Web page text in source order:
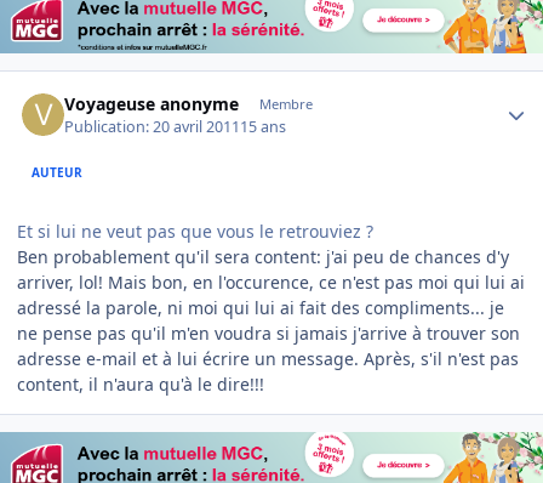
Voyageuse anonyme Membre
Publication:20 avril 201115 ans
AUTEUR
Et si lui ne veut pas que vous le retrouviez ?
Ben probablement qu'il sera content: j'ai peu de chances d'y
arriver, lol! Mais bon, en l'occurence, ce n'est pas moi qui lui ai
adressé la parole, ni moi qui lui ai fait des compliments... je
ne pense pas qu'il m'en voudra si jamais j'arrive à trouver son
adresse e-mail et à lui écrire un message. Après, s'il n'est pas
content, il n'aura qu'à le dire!!!